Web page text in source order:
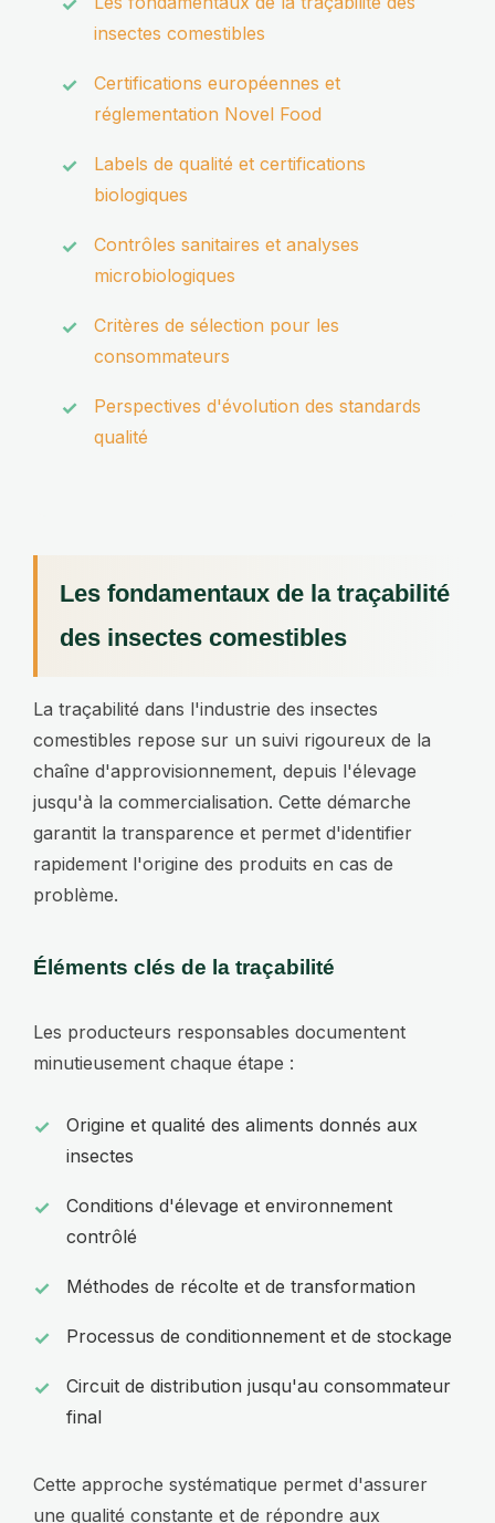
insectes comestibles
Certifications européennes et
réglementation Novel Food
Labels de qualité et certifications
biologiques
Contrôles sanitaires et analyses
microbiologiques
Critères de sélection pour les
consommateurs
Perspectives d'évolution des standards
qualité
Les fondamentaux de la traçabilité
des insectes comestibles
La traçabilité dans l'industrie des insectes
comestibles repose sur un suivi rigoureux de la
chaîne d'approvisionnement, depuis l'élevage
jusqu'à la commercialisation. Cette démarche
garantit la transparence et permet d'identifier
rapidement l'origine des produits en cas de
problème.
Éléments clés de la traçabilité
Les producteurs responsables documentent
minutieusement chaque étape :
Origine et qualité des aliments donnés aux
insectes
Conditions d'élevage et environnement
contrôlé
Méthodes de récolte et de transformation
Processus de conditionnement et de stockage
Circuit de distribution jusqu'au consommateur
final
Cette approche systématique permet d'assurer
une qualité constante et de répondre aux